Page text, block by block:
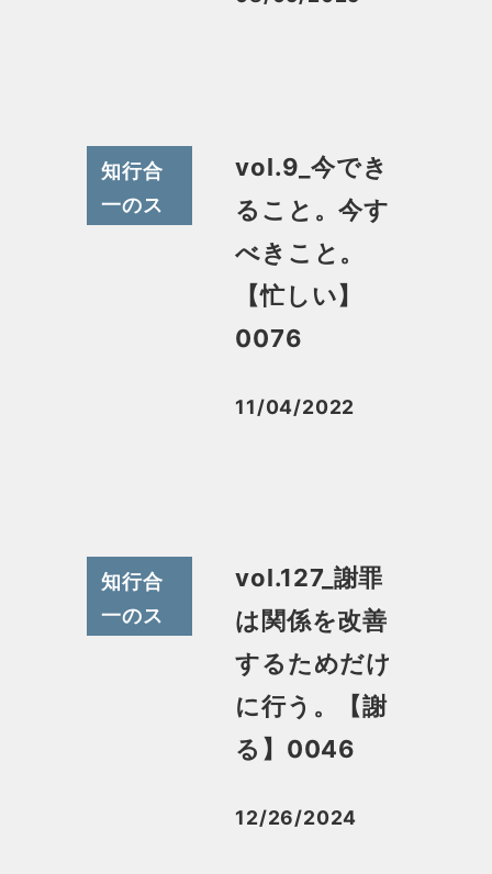
投稿日
知行合
一のス
vol.9_今でき
ること。今す
べきこと。
【忙しい】
0076
投稿日
11/04/2022
知行合
一のス
vol.127_謝罪
は関係を改善
するためだけ
に行う。【謝
る】0046
投稿日
12/26/2024